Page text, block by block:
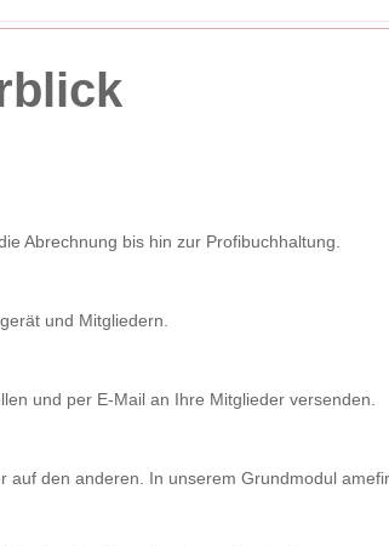
Abrechnung bis hin zur Profibuchhaltung.
und Mitgliedern.
und per E-Mail an Ihre Mitglieder versenden.
auf den anderen. In unserem Grundmodul